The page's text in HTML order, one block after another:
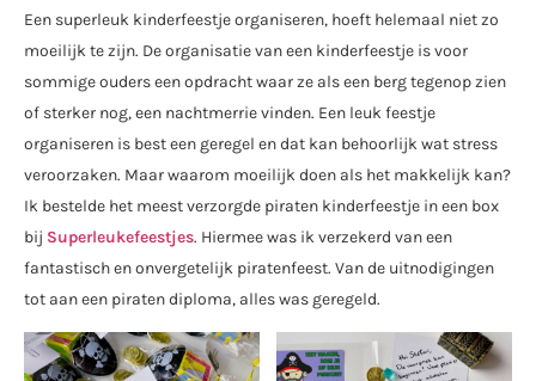
Een superleuk kinderfeestje organiseren, hoeft helemaal niet zo
moeilijk te zijn. De organisatie van een kinderfeestje is voor
sommige ouders een opdracht waar ze als een berg tegenop zien
of sterker nog, een nachtmerrie vinden. Een leuk feestje
organiseren is best een geregel en dat kan behoorlijk wat stress
veroorzaken. Maar waarom moeilijk doen als het makkelijk kan?
Ik bestelde het meest verzorgde piraten kinderfeestje in een box
bij Superleukefeestjes. Hiermee was ik verzekerd van een
fantastisch en onvergetelijk piratenfeest. Van de uitnodigingen
tot aan een piraten diploma, alles was geregeld.